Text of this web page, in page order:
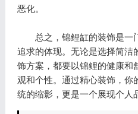
恶化。
总之，锦鲤缸的装饰是一
追求的体现。无论是选择简洁
饰方案，都要以锦鲤的健康和
观和个性。通过精心装饰，你
统的缩影，更是一个展现个人